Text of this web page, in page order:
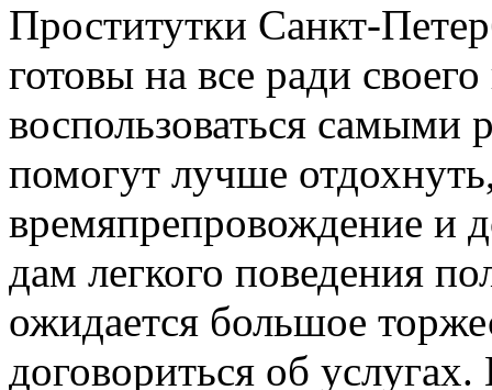
Проститутки Санкт-
готовы на все ради
воспользоваться самыми
помогут лучше
времяпрепровождение и
дам легкого поведения
ожидается большое
договориться об